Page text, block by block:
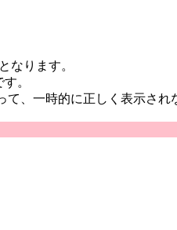
なります。
。
、一時的に正しく表示され